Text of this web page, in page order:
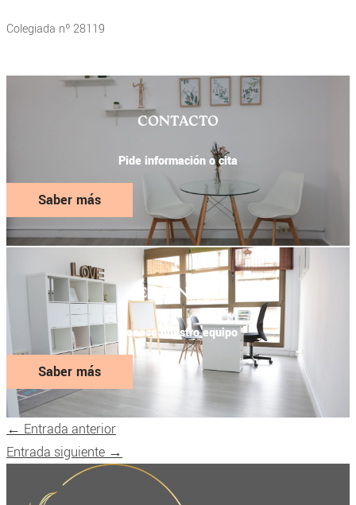
Colegiada nº 28119
CONTACTO
Pide información o cita
Saber más
EL CENTRO
Conoce nuestro equipo
Saber más
← Entrada anterior
Entrada siguiente →